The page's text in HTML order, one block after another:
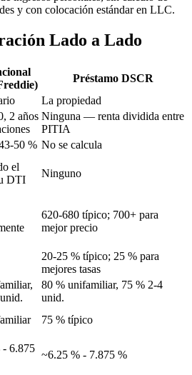
y con colocación estándar en LLC.
Lado a Lado
Préstamo DSCR
La propiedad
2 años Ninguna — renta dividida entre
PITIA
50 % No se calcula
el
DTI
Ninguno
620-680 típico; 700+ para
mejor precio
20-25 % típico; 25 % para
mejores tasas
80 % unifamiliar, 75 % 2-4
unid.
75 % típico
- 6.875
~6.25 % - 7.875 %